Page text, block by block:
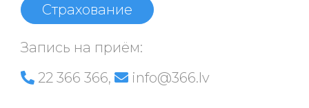
Страхование
Запись на приём:
22 366 366, info@366.lv